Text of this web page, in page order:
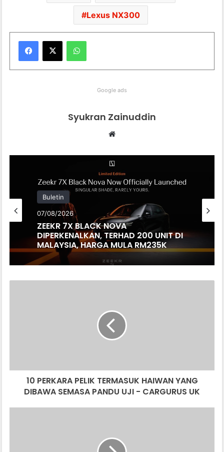
Lexus NX300
WhatsApp
Google ads
Syukran Zainuddin
Buletin
07/08/2026
ZEEKR 7X BLACK NOVA
DIPERKENALKAN, TERHAD 200 UNIT DI
MALAYSIA, HARGA MULA RM235K
Buletin
07/08/2026
PANDU
10 PERKARA PELIK TERMASUK HAIWAN YANG
DIBAWA SEMASA PANDU UJI - CARGURUS UK